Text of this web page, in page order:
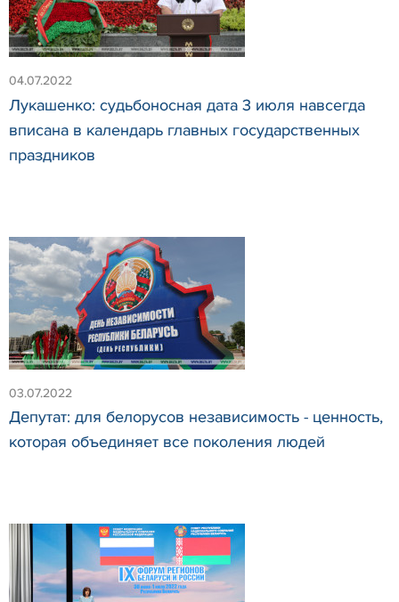
04.07.2022
Лукашенко: судьбоносная дата 3 июля навсегда
вписана в календарь главных государственных
праздников
03.07.2022
Депутат: для белорусов независимость - ценность,
которая объединяет все поколения людей